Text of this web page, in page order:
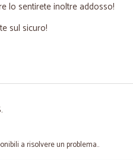
lo sentirete inoltre addosso!
sul sicuro!
a risolvere un problema..